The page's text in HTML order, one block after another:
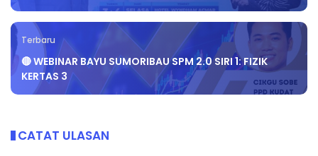
Terbaru
🔴 WEBINAR BAYU SUMORIBAU SPM 2.0 SIRI 1: FIZIK
KERTAS 3
CATAT ULASAN